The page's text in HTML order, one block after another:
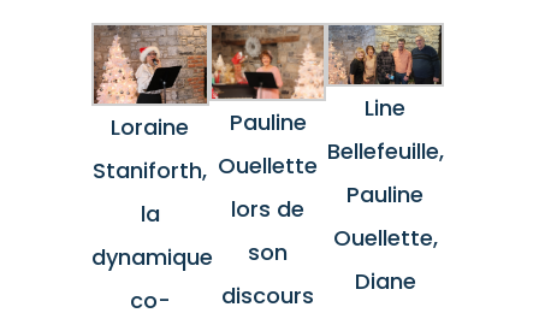
Loraine
Staniforth,
la
dynamique
co-
Pauline
Ouellette
lors de
son
discours
Line
Bellefeuille,
Pauline
Ouellette,
Diane